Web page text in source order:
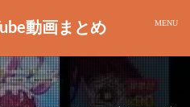
動画まとめ